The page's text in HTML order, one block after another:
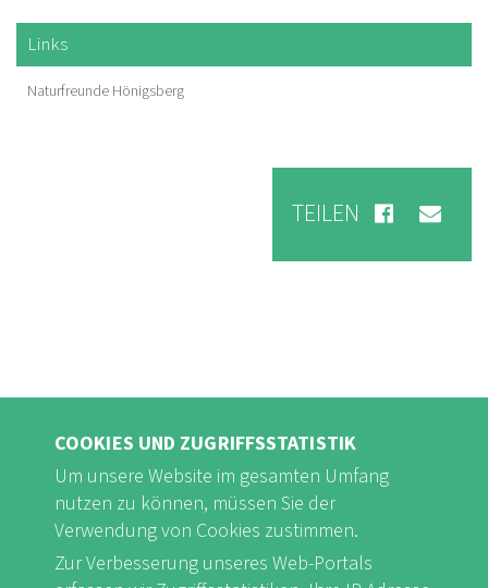
Links
Naturfreunde Hönigsberg
TEILEN
Instagram
COOKIES UND ZUGRIFFSSTATISTIK
Um unsere Website im gesamten Umfang
nutzen zu können, müssen Sie der
Verwendung von Cookies zustimmen.
Zur Verbesserung unseres Web-Portals